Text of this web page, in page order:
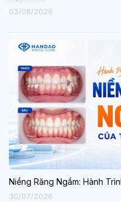
03/08/2026
Niềng Răng Ngầm: Hành
30/07/2026